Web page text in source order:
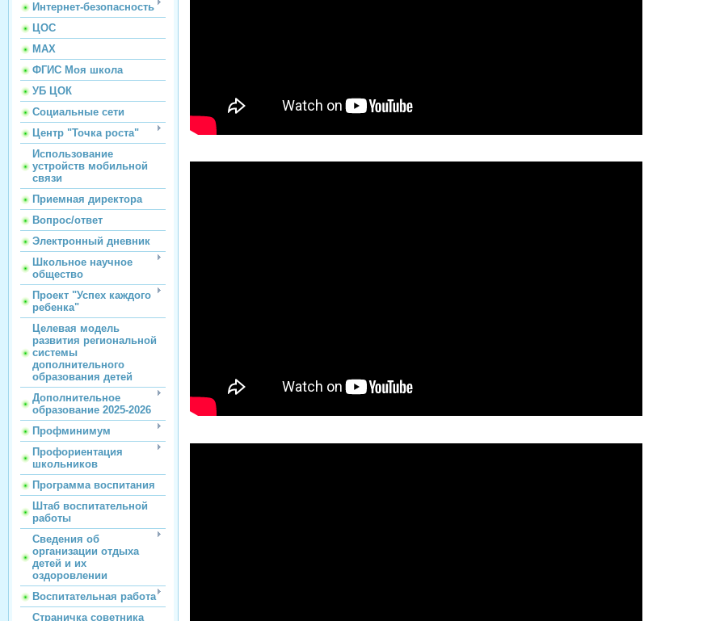
Интернет-безопасность
ЦОС
МАХ
ФГИС Моя школа
УБ ЦОК
Социальные сети
Центр "Точка роста"
Использование
устройств мобильной
связи
Приемная директора
Вопрос/ответ
Электронный дневник
Школьное научное
общество
Проект "Успех каждого
ребенка"
Целевая модель
развития региональной
системы
дополнительного
образования детей
Дополнительное
образование 2025-2026
Профминимум
Профориентация
школьников
Программа воспитания
Штаб воспитательной
работы
Сведения об
организации отдыха
детей и их
оздоровлении
Воспитательная работа
Страничка советника